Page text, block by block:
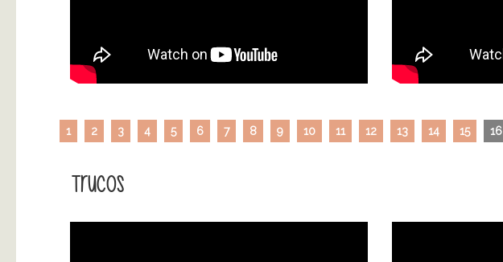
1 2 3 4 5 6 7 8 9 10 11 12 13 14 15 16
Trucos